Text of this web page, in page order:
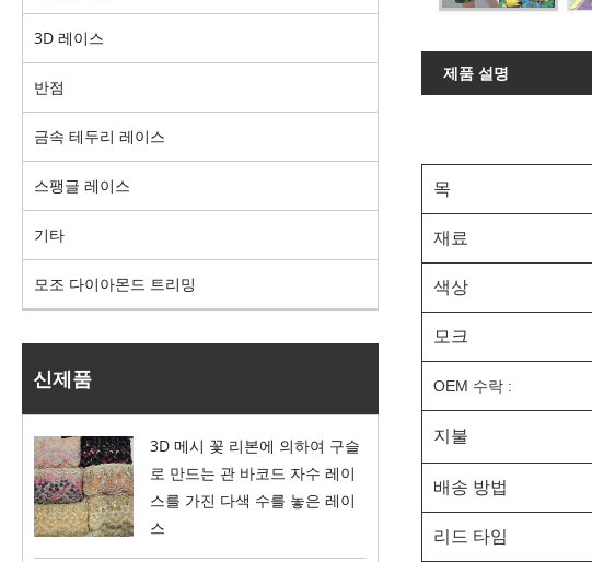
3D 레이스
반점
금속 테두리 레이스
스팽글 레이스
기타
모조 다이아몬드 트리밍
신제품
3D 메시 꽃 리본에 의하여 구슬
로 만드는 관 바코드 자수 레이
스를 가진 다색 수를 놓은 레이
스
제품 설명
목
재료
색상
모크
OEM 수락 :
지불
배송 방법
리드 타임